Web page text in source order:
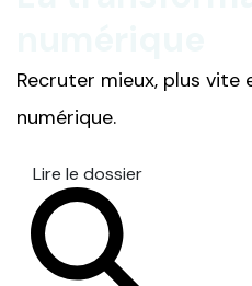
Recruter mieux, plus vite
numérique.
Lire le dossier